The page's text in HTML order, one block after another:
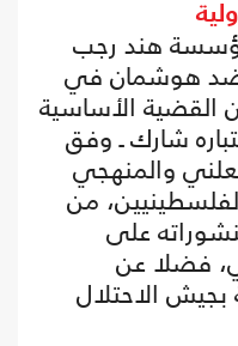
هند رجب
ضد هوشمان في
القضية الأساسية
شارك ـ وفق
والمنهجي
من
على
فضلا عن
الاحتلال